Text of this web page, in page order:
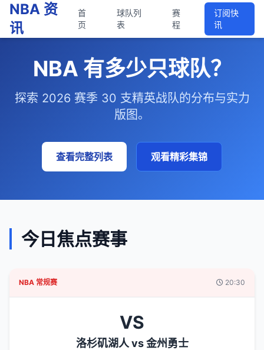
NBA 资
讯
首
页
球队列
表
赛
程
订阅快
讯
NBA 有多少只球队？
探索 2026 赛季 30 支精英战队的分布与实力
版图。
查看完整列表 观看精彩集锦
今日焦点赛事
NBA 常规赛 20:30
VS
洛杉矶湖人 vs 金州勇士